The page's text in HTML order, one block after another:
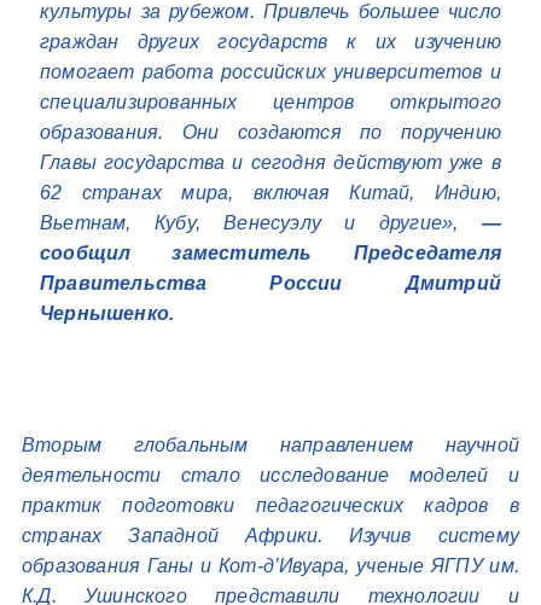
культуры за рубежом. Привлечь большее число
граждан других государств к их изучению
помогает работа российских университетов и
специализированных центров открытого
образования. Они создаются по поручению
Главы государства и сегодня действуют уже в
62 странах мира, включая Китай, Индию,
Вьетнам, Кубу, Венесуэлу и другие», —
сообщил заместитель Председателя
Правительства России Дмитрий
Чернышенко.
Вторым глобальным направлением научной
деятельности стало исследование моделей и
практик подготовки педагогических кадров в
странах Западной Африки. Изучив систему
образования Ганы и Кот-д’Ивуара, ученые ЯГПУ им.
К.Д. Ушинского представили технологии и